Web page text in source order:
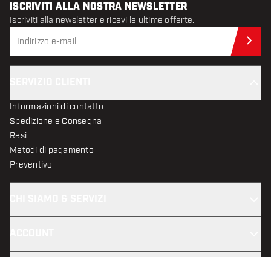
ISCRIVITI ALLA NOSTRA NEWSLETTER
Iscriviti alla newsletter e ricevi le ultime offerte.
Informazioni di contatto
Spedizione e Consegna
Resi
Metodi di pagamento
Preventivo